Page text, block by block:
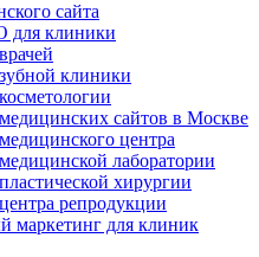
сайта
для клиники
клиники
сайтов в Москве
центра
лаборатории
хирургии
репродукции
маркетинг для клиник